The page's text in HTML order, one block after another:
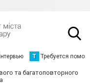
Т Требуется
та багатоповторного